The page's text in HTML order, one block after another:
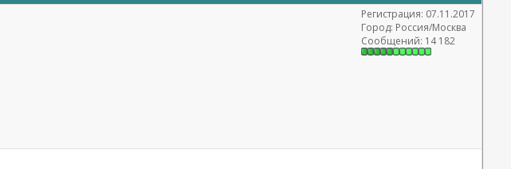
Регистрация: 07.11.2017
Город: Россия/Москва
Сообщений: 14 182